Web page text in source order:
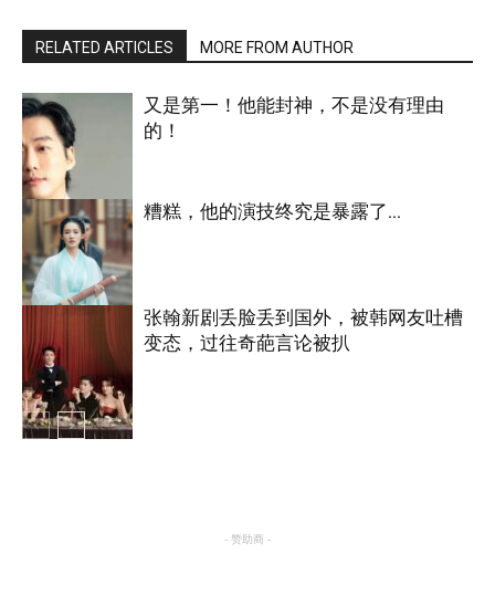
RELATED ARTICLES MORE FROM AUTHOR
明星八卦
又是第一！他能封神，不是没有理由
的！
明星八卦
糟糕，他的演技终究是暴露了…
张翰新剧丢脸丢到国外，被韩网友吐槽
变态，过往奇葩言论被扒
- 赞助商 -